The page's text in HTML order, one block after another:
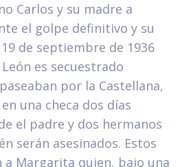
Carlos y su madre a
el golpe definitivo y su
de septiembre de 1936
es secuestrado
por la Castellana,
una checa dos días
el padre y dos hermanos
serán asesinados. Estos
a Margarita quien, bajo una